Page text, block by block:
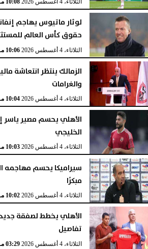
الثلاثاء، 4 أغسطس 2026 10:08 مـ
لوثار ماتيوس يهاجم
حقوق كأس العالم
الثلاثاء، 4 أغسطس 2026 10:06 مـ
الزمالك ينتظر انتعاشة
والغرامات
الثلاثاء، 4 أغسطس 2026 10:04 مـ
الأهلي يحسم مصير ياسر
الخليجي
الثلاثاء، 4 أغسطس 2026 10:03 مـ
سيراميكا يحسم مهاجمه
مبكرًا
الثلاثاء، 4 أغسطس 2026 10:02 مـ
الأهلي يخطط لصفقة
تفاصيل
الثلاثاء، 4 أغسطس 2026 03:29 مـ